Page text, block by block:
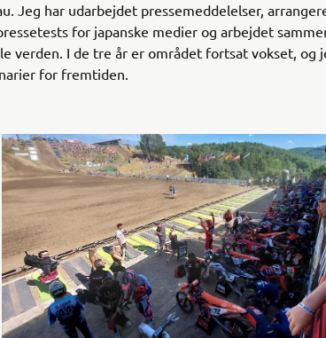
Jeg har udarbejdet pressemeddelelser,
for japanske medier og arbejdet
verden. I de tre år er området fortsat vokset, og
for fremtiden.